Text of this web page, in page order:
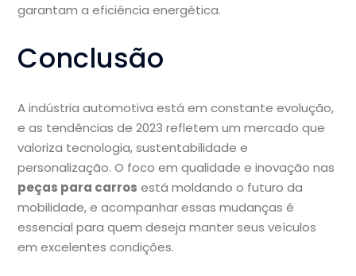
garantam a eficiência energética.
Conclusão
A indústria automotiva está em constante evolução,
e as tendências de 2023 refletem um mercado que
valoriza tecnologia, sustentabilidade e
personalização. O foco em qualidade e inovação nas
peças para carros está moldando o futuro da
mobilidade, e acompanhar essas mudanças é
essencial para quem deseja manter seus veículos
em excelentes condições.